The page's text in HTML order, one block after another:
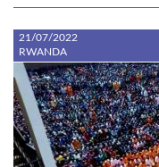
21/07/2022
RWANDA